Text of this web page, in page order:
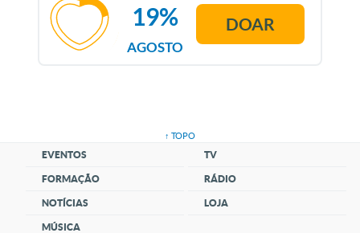
AGOSTO
19% DOAR
↑ TOPO
EVENTOS
FORMAÇÃO
NOTÍCIAS
MÚSICA
TV
RÁDIO
LOJA